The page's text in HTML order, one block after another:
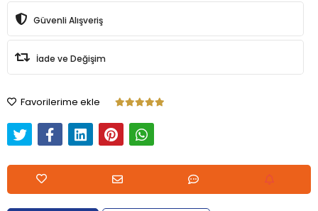
Güvenli Alışveriş
İade ve Değişim
Favorilerime ekle